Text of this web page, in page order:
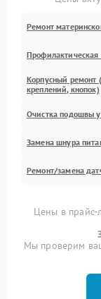
Ремонт
Профилактическая
Корпусный ремонт
креплений, кнопок)
Очистка подошвы
Замена шнура
Ремонт/замена
Цены в прайс-
Мы проверим